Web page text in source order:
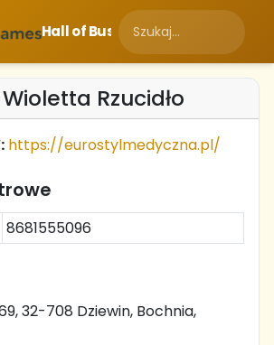
Hall of Business
Rzucidło
https://eurostylmedyczna.pl/
8681555096
32-708 Dziewin, Bochnia,